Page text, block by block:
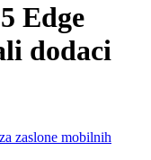
Edge
dodaci